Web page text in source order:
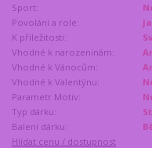
Sport:
Povolání a role:
K příležitosti:
Vhodné k narozeninám:
Vhodné k Vánocům:
Vhodné k Valentýnu:
Parametr Motiv:
Typ dárku:
Balení dárku:
Hlídat cenu / dostupnost